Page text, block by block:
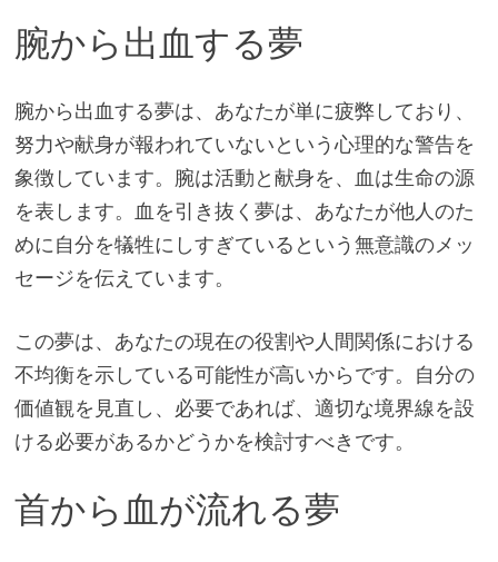
腕から出血する夢
腕から出血する夢は、あなたが単に疲弊しており、
努力や献身が報われていないという心理的な警告を
象徴しています。腕は活動と献身を、血は生命の源
を表します。血を引き抜く夢は、あなたが他人のた
めに自分を犠牲にしすぎているという無意識のメッ
セージを伝えています。
この夢は、あなたの現在の役割や人間関係における
不均衡を示している可能性が高いからです。自分の
価値観を見直し、必要であれば、適切な境界線を設
ける必要があるかどうかを検討すべきです。
首から血が流れる夢